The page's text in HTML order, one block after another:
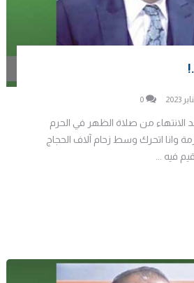
0
الانتهاء من صلاة الظهر في الحرم
وانا اتحرك وسط زحام آلاف الحجاج
فيه ...